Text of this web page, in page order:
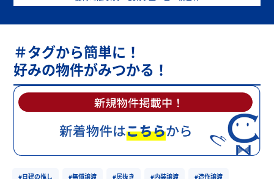
＃タグから簡単に！
好みの物件がみつかる！
#日建の推し #無償譲渡 #居抜き #内装譲渡 #造作譲渡